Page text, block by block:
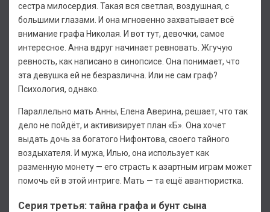
сестра милосердия. Такая вся светлая, воздушная, с
большими глазами. И она мгновенно захватывает всё
внимание графа Николая. И вот тут, девочки, самое
интересное. Анна вдруг начинает ревновать. Жгучую
ревность, как написано в синопсисе. Она понимает, что
эта девушка ей не безразлична. Или не сам граф?
Психология, однако.
Параллельно мать Анны, Елена Аверина, решает, что так
дело не пойдёт, и активизирует план «Б». Она хочет
выдать дочь за богатого Нифонтова, своего тайного
воздыхателя. И мужа, Илью, она использует как
разменную монету — его страсть к азартным играм может
помочь ей в этой интриге. Мать — та ещё авантюристка.
Серия третья: тайна графа и бунт сына